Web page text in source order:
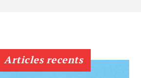
Articles recents